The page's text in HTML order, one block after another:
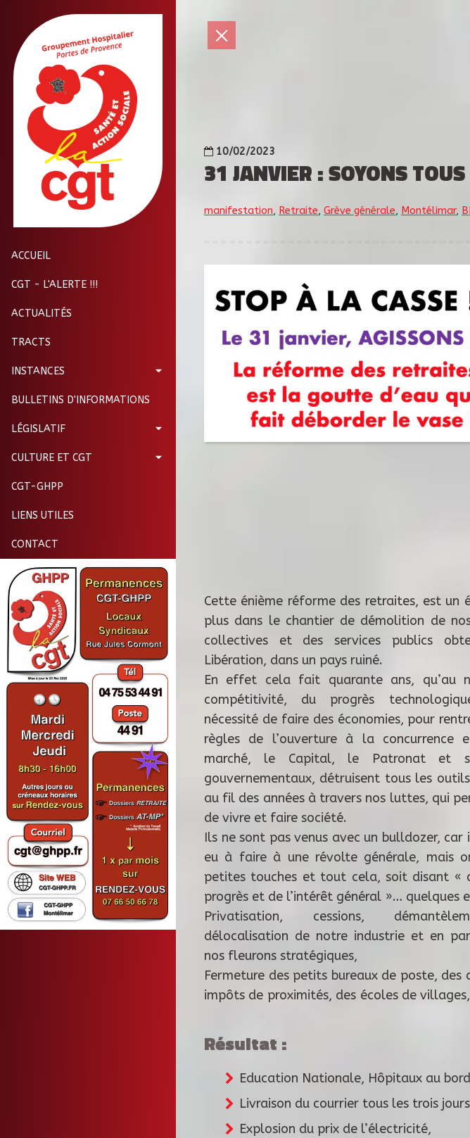
ACCUEIL
CGT - L'ALERTE !!!
ACTUALITÉS
TRACTS
INSTANCES
BULLETINS D'INFORMATIONS
LÉGISLATIF
CULTURE ET CGT
CGT-GHPP
LIENS UTILES
CONTACT
10/02/2023
31 JANVIER : SOYONS
manifestation, Retraite, Grève générale, Montélimar,
Cette énième réforme des retraites, est un
plus dans le chantier de démolition de
collectives et des services publics
Libération, dans un pays ruiné.
En effet cela fait quarante ans, qu’au
compétitivité, du progrès
nécessité de faire des économies, pour
règles de l’ouverture à la concurrence
marché, le Capital, le Patronat et
gouvernementaux, détruisent tous les
au fil des années à travers nos luttes, qui
de vivre et faire société.
Ils ne sont pas venus avec un bulldozer, car
eu à faire à une révolte générale, mais
petites touches et tout cela, soit disant «
progrès et de l’intérêt général »… quelques
Privatisation, cessions,
délocalisation de notre industrie et en
nos fleurons stratégiques,
Fermeture des petits bureaux de poste, des
impôts de proximités, des écoles de
Résultat :
Education Nationale, Hôpitaux au
Livraison du courrier tous les trois
Explosion du prix de l’électricité,